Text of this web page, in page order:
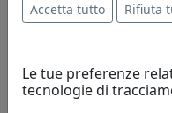
Accetta tutto Rifiuta
Le tue preferenze
tecnologie di